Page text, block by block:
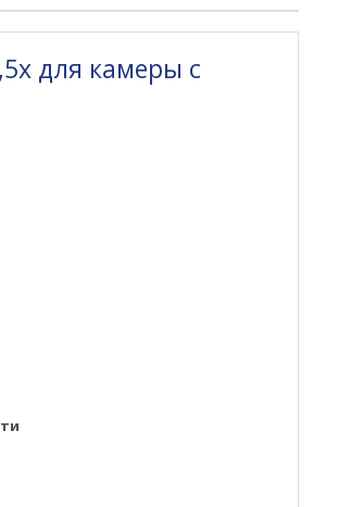
для камеры с